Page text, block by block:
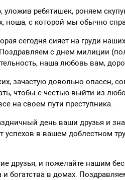
уложив ребятишек, роняем
ноша, с которой мы обычно
сегодня сияет на груди
с днем милиции
наша любовь вам,
зачастую довольно опасен,
чтобы с честью выйти из
на своем пути преступника.
день ваши друзья и
успехов в вашем доблестном
друзья, и пожелайте нашим
и богатства в домах.